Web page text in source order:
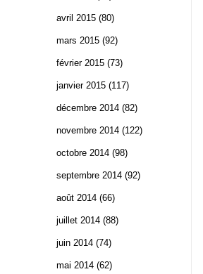
avril 2015 (80)
mars 2015 (92)
février 2015 (73)
janvier 2015 (117)
décembre 2014 (82)
novembre 2014 (122)
octobre 2014 (98)
septembre 2014 (92)
août 2014 (66)
juillet 2014 (88)
juin 2014 (74)
mai 2014 (62)